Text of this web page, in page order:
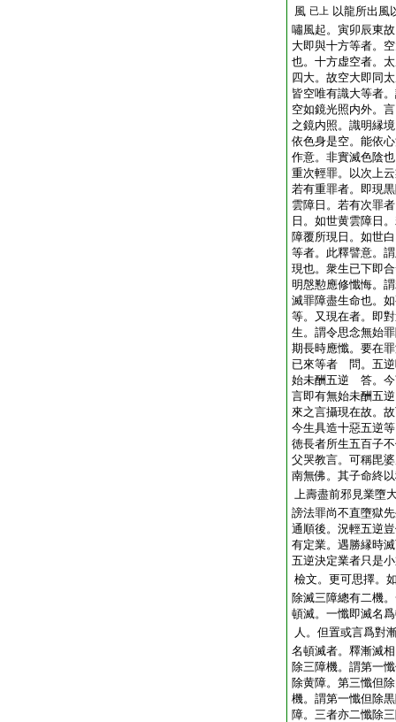
風 已上 以龍所出風
嘯風起。寅卯辰東
大即與十方等者。
也。十方虚空者。
四大。故空大即同
皆空唯有識大等者
空如鏡光照内外。
之鏡内照。識明縁
依色身是空。能依
作意。非實滅色陰
重次輕罪。以次上
若有重罪者。即現
雲障日。若有次罪
日。如世黄雲障日
障覆所現日。如世
等者。此釋譬意。
現也。衆生已下即
明慇懃應修懺悔。
滅罪障盡生命也。
等。又現在者。即
生。謂令思念無始
期長時應懺。要在
已來等者 問。五逆
始未酬五逆 答。今
言即有無始未酬五
來之言攝現在故。
今生具造十惡五逆
徳長者所生五百子
父哭教言。可稱毘
南無佛。其子命終
上壽盡前邪見業墮
謗法罪尚不直墮獄
通順後。況輕五逆
有定業。遇勝縁時
五逆決定業者只是
檢文。更可思擇。
除滅三障總有二機
頓滅。一懺即滅名
人。但置或言爲對
名頓滅者。釋漸滅
除三障機。謂第一
除黄障。第三懺但
機。謂第一懺但除
障。三者亦二懺除